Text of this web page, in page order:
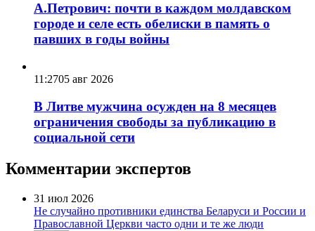
А.Петрович: почти в каждом молдавском
городе и селе есть обелиски в память о
павших в годы войны
11:2705 авг 2026
В Литве мужчина осужден на 8 месяцев
ограничения свободы за публикацию в
социальной сети
Комментарии экспертов
31 июл 2026
Не случайно противники единства Беларуси и России и
Православной Церкви часто одни и те же люди